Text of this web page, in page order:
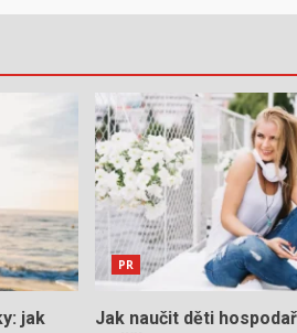
jak
PR
Jak naučit děti